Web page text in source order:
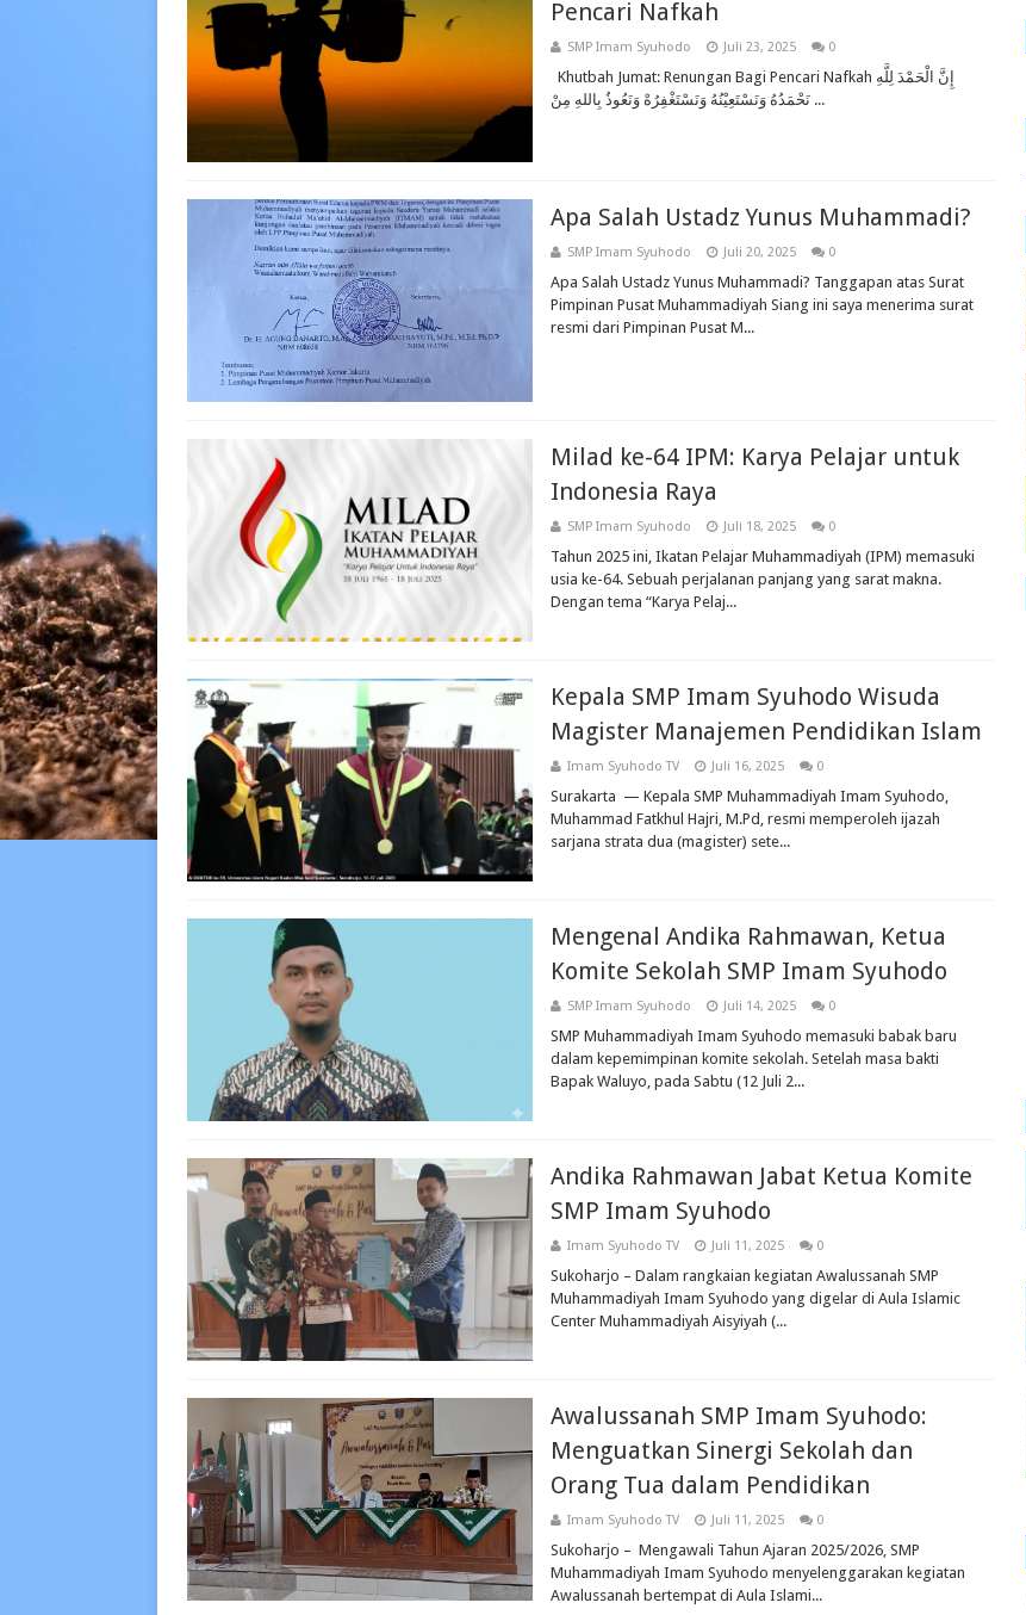
Pencari Nafkah
SMP Imam Syuhodo Juli 23, 2025 0
Khutbah Jumat: Renungan Bagi Pencari Nafkah ﺇِﻥَّ ﺍﻟْﺤَﻤْﺪَ ﻟِﻠَّﻪِ
ﻧَﺤْﻤَﺪُﻩُ ﻭَﻧَﺴْﺘَﻌِﻴْﻨُﻪُ ﻭَﻧَﺴْﺘَﻐْﻔِﺮُﻩْ ﻭَﻧَﻌُﻮﺫُ ﺑِﺎﻟﻠﻪِ ﻣِﻦْ ...
Apa Salah Ustadz Yunus Muhammadi?
SMP Imam Syuhodo Juli 20, 2025 0
Apa Salah Ustadz Yunus Muhammadi? Tanggapan atas Surat
Pimpinan Pusat Muhammadiyah Siang ini saya menerima surat
resmi dari Pimpinan Pusat M...
Milad ke-64 IPM: Karya Pelajar untuk
Indonesia Raya
SMP Imam Syuhodo Juli 18, 2025 0
Tahun 2025 ini, Ikatan Pelajar Muhammadiyah (IPM) memasuki
usia ke-64. Sebuah perjalanan panjang yang sarat makna.
Dengan tema “Karya Pelaj...
Kepala SMP Imam Syuhodo Wisuda
Magister Manajemen Pendidikan Islam
Imam Syuhodo TV Juli 16, 2025 0
Surakarta — Kepala SMP Muhammadiyah Imam Syuhodo,
Muhammad Fatkhul Hajri, M.Pd, resmi memperoleh ijazah
sarjana strata dua (magister) sete...
Mengenal Andika Rahmawan, Ketua
Komite Sekolah SMP Imam Syuhodo
SMP Imam Syuhodo Juli 14, 2025 0
SMP Muhammadiyah Imam Syuhodo memasuki babak baru
dalam kepemimpinan komite sekolah. Setelah masa bakti
Bapak Waluyo, pada Sabtu (12 Juli 2...
Andika Rahmawan Jabat Ketua Komite
SMP Imam Syuhodo
Imam Syuhodo TV Juli 11, 2025 0
Sukoharjo – Dalam rangkaian kegiatan Awalussanah SMP
Muhammadiyah Imam Syuhodo yang digelar di Aula Islamic
Center Muhammadiyah Aisyiyah (...
Awalussanah SMP Imam Syuhodo:
Menguatkan Sinergi Sekolah dan
Orang Tua dalam Pendidikan
Imam Syuhodo TV Juli 11, 2025 0
Sukoharjo – Mengawali Tahun Ajaran 2025/2026, SMP
Muhammadiyah Imam Syuhodo menyelenggarakan kegiatan
Awalussanah bertempat di Aula Islami...